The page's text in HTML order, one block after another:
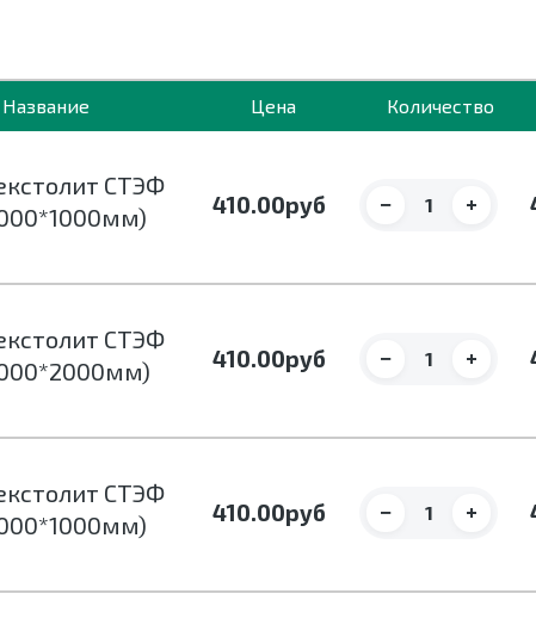
Название Цена Количество
СТЭФ
410.00руб − +
СТЭФ
410.00руб − +
СТЭФ
410.00руб − +